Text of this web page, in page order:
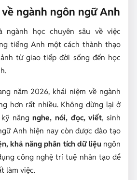
về ngành ngôn ngữ Anh
ngành học chuyên sâu về việc
tiếng Anh một cách thành thạo
từ giao tiếp đời sống đến học
năm 2026, khái niệm về ngành
hơn rất nhiều. Không dừng lại ở
kỹ năngnghe, nói, đọc, viết, sinh
Anh hiện nay còn được đào tạo
khả năng phân tích dữ liệungôn
công nghệ trí tuệ nhân tạo để
làm việc.